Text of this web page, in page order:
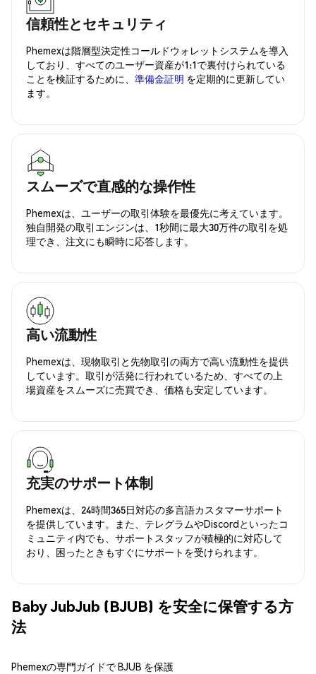
信頼性とセキュリティ
Phemexは階層型決定性コールドウォレットシステムを導入
しており、すべてのユーザー資産が1:1で裏付けられている
ことを検証するために、 準備金証明 を定期的に更新してい
ます。
スムーズで直感的な操作性
Phemexは、ユーザーの取引体験を最優先に考えています。
独自開発の取引エンジンは、1秒間に最大30万件の取引を処
理でき、注文にも瞬時に応答します。
高い流動性
Phemexは、現物取引と先物取引の両方で高い流動性を提供
しています。取引が活発に行われているため、すべての上
場資産をスムーズに売買でき、価格も安定しています。
充実のサポート体制
Phemexは、24時間365日対応の多言語カスタマーサポート
を提供しています。また、テレグラムやDiscordといったコ
ミュニティ内でも、サポートスタッフが積極的に対応して
おり、困ったときもすぐにサポートを受けられます。
Baby JubJub (BJUB) を安全に保管する方
法
Phemexの専門ガイドで BJUB を保護